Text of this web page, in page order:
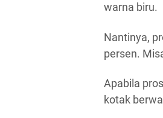
warna biru.
Nantinya,
persen.
Apabila
kotak